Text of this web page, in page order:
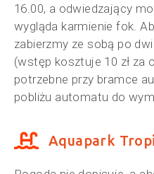
16.00, a odwiedzający
wygląda karmienie fok.
zabierzmy ze sobą po
(wstęp kosztuje 10 zł za
potrzebne przy bramce
pobliżu automatu do
Aquapark